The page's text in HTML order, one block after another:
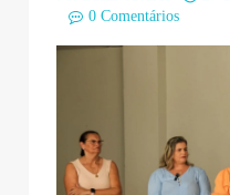
0 Comentários